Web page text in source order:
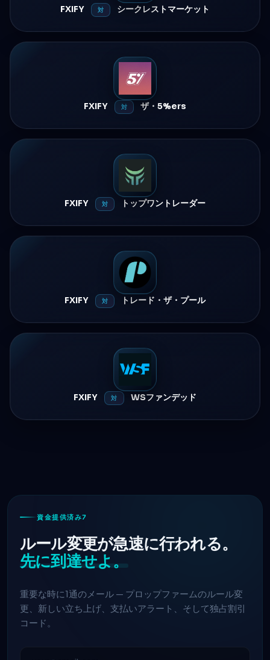
FXIFY 対 シークレストマーケット
FXIFY 対 ザ・5%ers
FXIFY 対 トップワントレーダー
FXIFY 対 トレード・ザ・プール
FXIFY 対 WSファンデッド
資金提供済み7
ルール変更が急速に行われる。
先に到達せよ。
重要な時に1通のメール — プロップファームのルール変
更、新しい立ち上げ、支払いアラート、そして独占割引
コード。